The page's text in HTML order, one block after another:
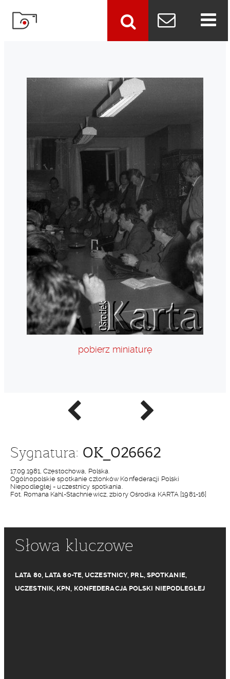
Poprzednie
zdjęcie
Następne
zdjęcie
pobierz miniaturę
Sygnatura: OK_026662
17.09.1981, Częstochowa, Polska.
Ogólnopolskie spotkanie członków Konfederacji Polski
Niepodległej - uczestnicy spotkania.
Fot. Romana Kahl-Stachniewicz, zbiory Ośrodka KARTA [1981-16]
Słowa kluczowe
LATA 80, LATA 80-TE,UCZESTNICY, PRL, SPOTKANIE,
UCZESTNIK, KPN, KONFEDERACJA POLSKI NIEPODLEGŁEJ